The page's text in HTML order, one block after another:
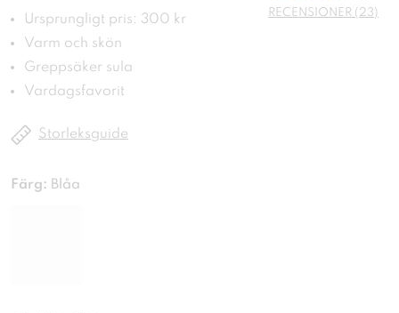
Ursprungligt pris: 300 kr
Varm och skön
Greppsäker sula
Vardagsfavorit
RECENSIONER (23)
Storleksguide
Färg: Blåa